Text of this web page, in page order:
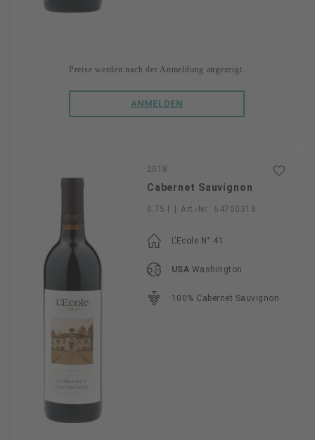
Preise werden nach der Anmeldung angezeigt.
ANMELDEN
2018
Cabernet Sauvignon
0.75 l Art.-Nr.: 64700318
L’Ecole N° 41
USA Washington
100% Cabernet Sauvignon